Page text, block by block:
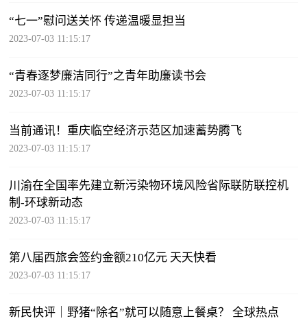
“七一”慰问送关怀 传递温暖显担当
2023-07-03 11:15:17
“青春逐梦廉洁同行”之青年助廉读书会
2023-07-03 11:15:17
当前通讯！重庆临空经济示范区加速蓄势腾飞
2023-07-03 11:15:17
川渝在全国率先建立新污染物环境风险省际联防联控机
制-环球新动态
2023-07-03 11:15:17
第八届西旅会签约金额210亿元 天天快看
2023-07-03 11:15:17
新民快评｜野猪“除名”就可以随意上餐桌？ 全球热点